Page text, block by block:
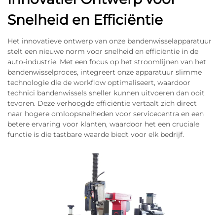
Snelheid en Efficiëntie
Het innovatieve ontwerp van onze bandenwisselapparatuur
stelt een nieuwe norm voor snelheid en efficiëntie in de
auto-industrie. Met een focus op het stroomlijnen van het
bandenwisselproces, integreert onze apparatuur slimme
technologie die de workflow optimaliseert, waardoor
technici bandenwissels sneller kunnen uitvoeren dan ooit
tevoren. Deze verhoogde efficiëntie vertaalt zich direct
naar hogere omloopsnelheden voor servicecentra en een
betere ervaring voor klanten, waardoor het een cruciale
functie is die tastbare waarde biedt voor elk bedrijf.